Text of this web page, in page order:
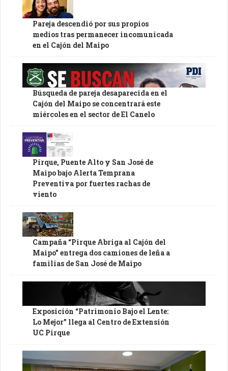
Pareja descendió por sus propios
medios tras permanecer incomunicada
en el Cajón del Maipo
Búsqueda de pareja desaparecida en el
Cajón del Maipo se concentrará este
miércoles en el sector de El Canelo
Pirque, Puente Alto y San José de
Maipo bajo Alerta Temprana
Preventiva por fuertes rachas de
viento
Campaña “Pirque Abriga al Cajón del
Maipo” entrega dos camiones de leña a
familias de San José de Maipo
Exposición “Patrimonio Bajo el Lente:
Lo Mejor” llega al Centro de Extensión
UC Pirque